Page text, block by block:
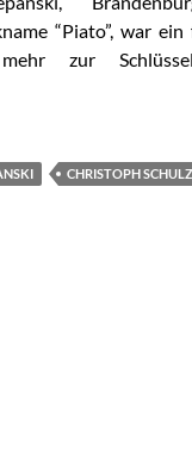
“Piato”, war
zur
Terrorgruppen
CHRISTOPH